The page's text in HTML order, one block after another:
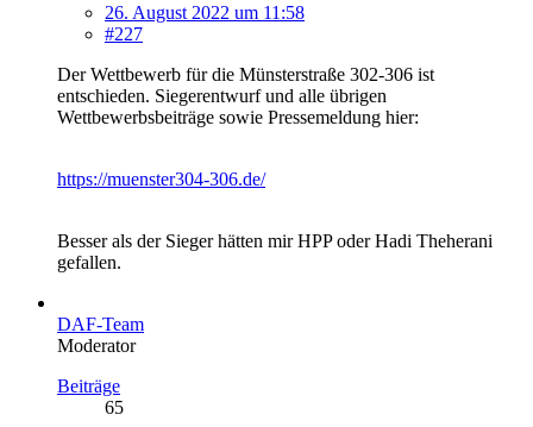
26. August 2022 um 11:58
#227
Der Wettbewerb für die Münsterstraße 302-306 ist
entschieden. Siegerentwurf und alle übrigen
Wettbewerbsbeiträge sowie Pressemeldung hier:
https://muenster304-306.de/
Besser als der Sieger hätten mir HPP oder Hadi Theherani
gefallen.
DAF-Team
Moderator
Beiträge
65